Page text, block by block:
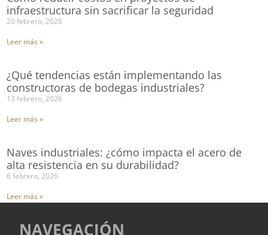
infraestructura sin sacrificar la seguridad
20 febrero, 2026
Leer más »
¿Qué tendencias están implementando las
constructoras de bodegas industriales?
13 febrero, 2026
Leer más »
Naves industriales: ¿cómo impacta el acero de
alta resistencia en su durabilidad?
6 febrero, 2026
Leer más »
NAVEGACIÓN